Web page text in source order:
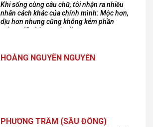
Khi sống cùng câu chữ, tôi nhận ra nhiều
nhân cách khác của chính mình: Mộc hơn,
dịu hơn nhưng cũng không kém phần
cuồng dã và hoang hoải...
HOÀNG NGUYÊN NGUYỄN
PHƯƠNG TRÂM (SẦU ĐÔNG)